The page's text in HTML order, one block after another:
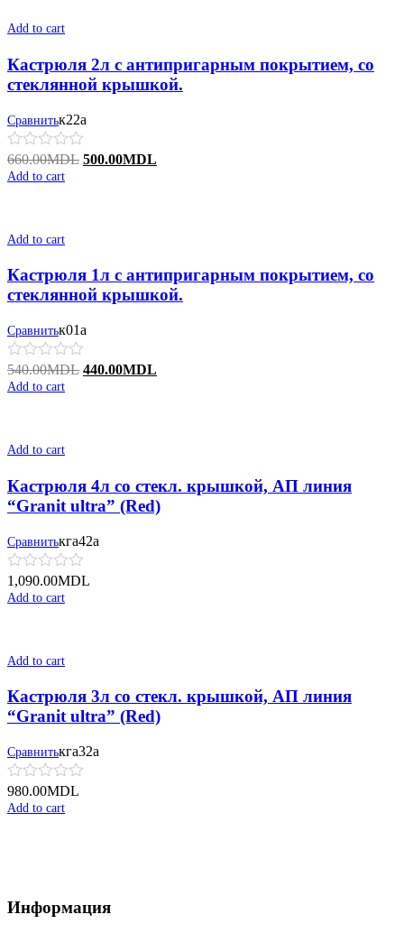
Add to cart
Кастрюля 2л с антипригарным покрытием, со
стеклянной крышкой.
Сравнитьк22а
660.00MDL Original
500.00MDL
Add to cart
Add to cart
Кастрюля 1л с антипригарным покрытием, со
стеклянной крышкой.
Сравнитьк01а
540.00MDL Original
440.00MDL
Add to cart
Add to cart
Кастрюля 4л со стекл. крышкой, АП линия
“Granit ultra” (Red)
Сравнитькга42а
1,090.00MDL
Add to cart
Add to cart
Кастрюля 3л со стекл. крышкой, АП линия
“Granit ultra” (Red)
Сравнитькга32а
980.00MDL
Add to cart
Информация